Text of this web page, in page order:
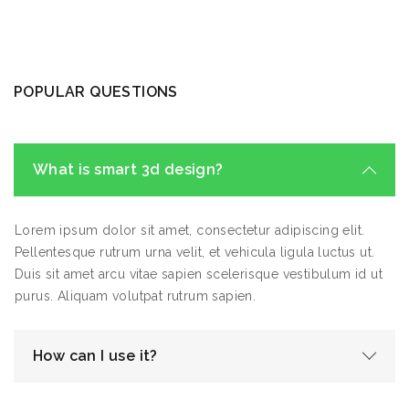
POPULAR QUESTIONS
What is smart 3d design?
Lorem ipsum dolor sit amet, consectetur adipiscing elit.
Pellentesque rutrum urna velit, et vehicula ligula luctus ut.
Duis sit amet arcu vitae sapien scelerisque vestibulum id ut
purus. Aliquam volutpat rutrum sapien.
How can I use it?